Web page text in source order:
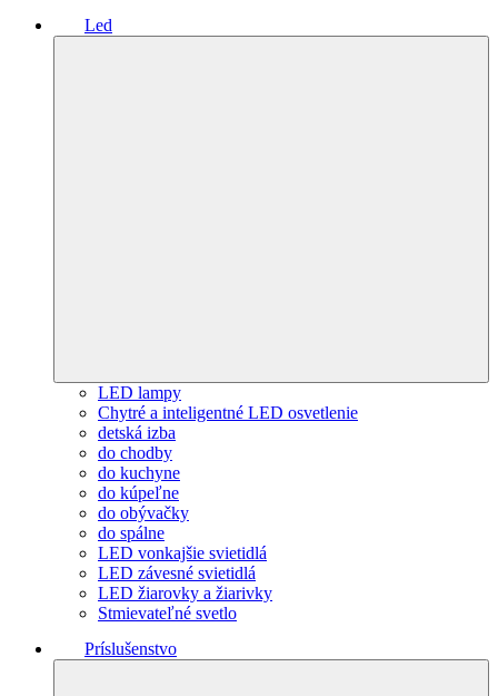
Led
LED lampy
Chytré a inteligentné LED osvetlenie
detská izba
do chodby
do kuchyne
do kúpeľne
do obývačky
do spálne
LED vonkajšie svietidlá
LED závesné svietidlá
LED žiarovky a žiarivky
Stmievateľné svetlo
Príslušenstvo